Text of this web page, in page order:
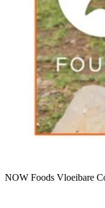
NOW Foods Vloeibare